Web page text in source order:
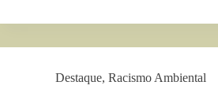
Destaque, Racismo Ambiental